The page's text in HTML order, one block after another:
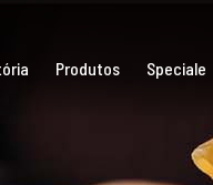
Produtos Speciale